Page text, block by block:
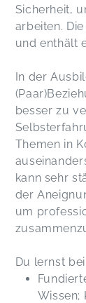
Liebe
uns nicht
Raum
gesehen
Eine
Skript
Sicherheit,
arbeiten.
und enthält
In der
besser zu
Themen in
kann sehr
der
um
Du lernst
Wissen;